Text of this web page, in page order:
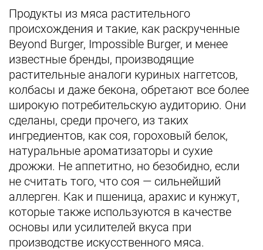
Продукты из мяса растительного
происхождения и такие, как раскрученные
Beyond Burger, Impossible Burger, и менее
известные бренды, производящие
растительные аналоги куриных наггетсов,
колбасы и даже бекона, обретают все более
широкую потребительскую аудиторию. Они
сделаны, среди прочего, из таких
ингредиентов, как соя, гороховый белок,
натуральные ароматизаторы и сухие
дрожжи. Не аппетитно, но безобидно, если
не считать того, что соя — сильнейший
аллерген. Как и пшеница, арахис и кунжут,
которые также используются в качестве
основы или усилителей вкуса при
производстве искусственного мяса.